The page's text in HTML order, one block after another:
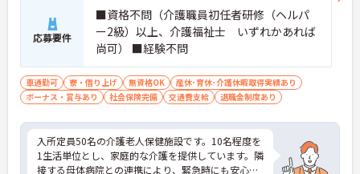
応募要件
■資格不問（介護職員初任者研修（ヘルパ
ー2級）以上、介護福祉士 いずれかあれば
尚可） ■経験不問
車通勤可 寮・借り上げ 無資格OK
産休･育休･介護休暇取得実績あり
ボーナス・賞与あり
社会保険完備 交通費支給 退職金制度あり
入所定員50名の介護老人保健施設です。10名程度を
1生活単位とし、家庭的な介護を提供しています。隣
接する母体病院との連携により、緊急時にも安心の